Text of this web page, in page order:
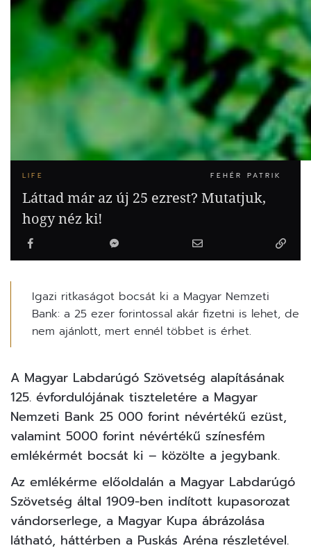
LIFE FEHÉR PATRIK
Láttad már az új 25 ezrest? Mutatjuk,
hogy néz ki!
Igazi ritkaságot bocsát ki a Magyar Nemzeti
Bank: a 25 ezer forintossal akár fizetni is lehet, de
nem ajánlott, mert ennél többet is érhet.
A Magyar Labdarúgó Szövetség alapításának
125. évfordulójának tiszteletére a Magyar
Nemzeti Bank 25 000 forint névértékű ezüst,
valamint 5000 forint névértékű színesfém
emlékérmét bocsát ki – közölte a jegybank.
Az emlékérme előoldalán a Magyar Labdarúgó
Szövetség által 1909-ben indított kupasorozat
vándorserlege, a Magyar Kupa ábrázolása
látható, háttérben a Puskás Aréna részletével.